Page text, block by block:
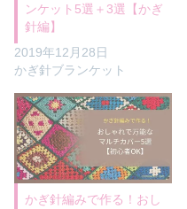
ンケット5選＋3選【かぎ
針編】
2019年12月28日
かぎ針ブランケット
かぎ針編みで作る！おし